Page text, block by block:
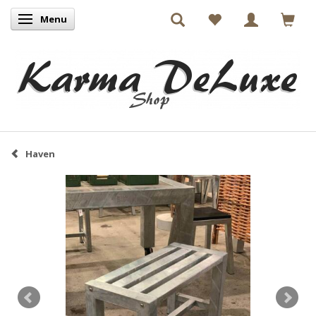
Skifte navigation
Menu
Haven